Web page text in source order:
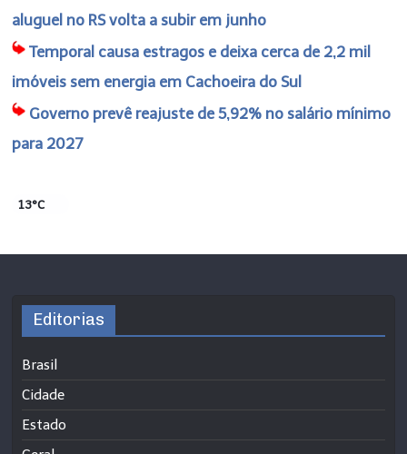
aluguel no RS volta a subir em junho
Temporal causa estragos e deixa cerca de 2,2 mil
imóveis sem energia em Cachoeira do Sul
Governo prevê reajuste de 5,92% no salário mínimo
para 2027
13°C
Editorias
Brasil
Cidade
Estado